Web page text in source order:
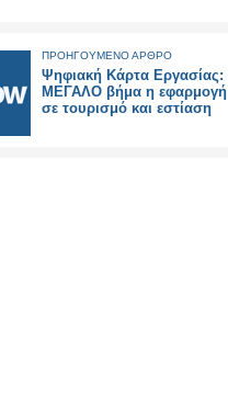
ΠΡΟΗΓΟΥΜΕΝΟ ΑΡΘΡΟ
Ψηφιακή Κάρτα Εργασίας:
ΜΕΓΑΛΟ βήμα η εφαρμογή
σε τουρισμό και εστίαση